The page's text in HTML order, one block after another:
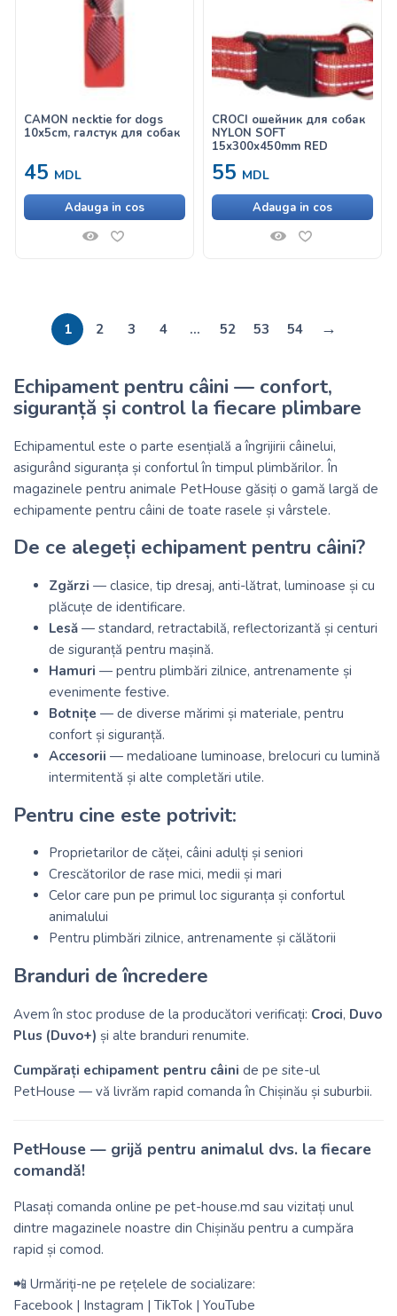
CAMON necktie for dogs
10x5cm, галстук для собак
45 MDL
Adauga in cos
CROCI ошейник для собак
NYLON SOFT
15x300x450mm RED
55 MDL
Adauga in cos
1 2 3 4 … 52 53 54 →
Echipament pentru câini — confort,
siguranță și control la fiecare plimbare
Echipamentul este o parte esențială a îngrijirii câinelui,
asigurând siguranța și confortul în timpul plimbărilor. În
magazinele pentru animale PetHouse găsiți o gamă largă de
echipamente pentru câini de toate rasele și vârstele.
De ce alegeți echipament pentru câini?
Zgărzi — clasice, tip dresaj, anti-lătrat, luminoase și cu
plăcuțe de identificare.
Lesă — standard, retractabilă, reflectorizantă și centuri
de siguranță pentru mașină.
Hamuri — pentru plimbări zilnice, antrenamente și
evenimente festive.
Botnițe — de diverse mărimi și materiale, pentru
confort și siguranță.
Accesorii — medalioane luminoase, brelocuri cu lumină
intermitentă și alte completări utile.
Pentru cine este potrivit:
Proprietarilor de căței, câini adulți și seniori
Crescătorilor de rase mici, medii și mari
Celor care pun pe primul loc siguranța și confortul
animalului
Pentru plimbări zilnice, antrenamente și călătorii
Branduri de încredere
Avem în stoc produse de la producători verificați: Croci, Duvo
Plus (Duvo+) și alte branduri renumite.
Cumpărați echipament pentru câini de pe site-ul
PetHouse — vă livrăm rapid comanda în Chișinău și suburbii.
PetHouse — grijă pentru animalul dvs. la fiecare
comandă!
Plasați comanda online pe pet-house.md sau vizitați unul
dintre magazinele noastre din Chișinău pentru a cumpăra
rapid și comod.
📲 Urmăriți-ne pe rețelele de socializare:
Facebook | Instagram | TikTok | YouTube